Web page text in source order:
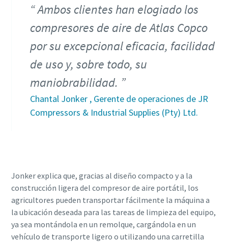
Ambos clientes han elogiado los
compresores de aire de Atlas Copco
por su excepcional eficacia, facilidad
de uso y, sobre todo, su
maniobrabilidad.
Chantal Jonker , Gerente de operaciones de JR
Compressors & Industrial Supplies (Pty) Ltd.
Jonker explica que, gracias al diseño compacto y a la
construcción ligera del compresor de aire portátil, los
agricultores pueden transportar fácilmente la máquina a
la ubicación deseada para las tareas de limpieza del equipo,
ya sea montándola en un remolque, cargándola en un
vehículo de transporte ligero o utilizando una carretilla